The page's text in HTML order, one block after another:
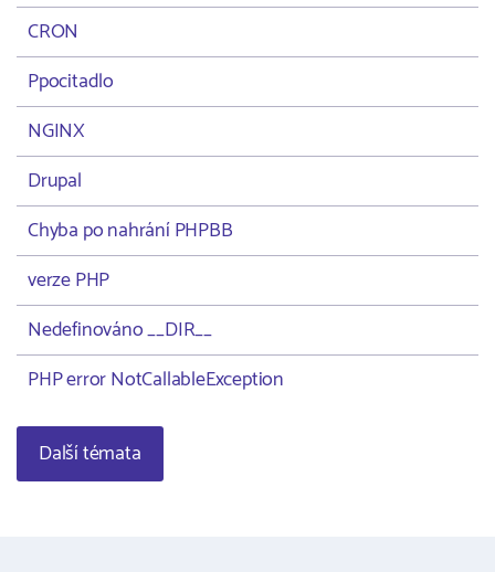
CRON
Ppocitadlo
NGINX
Drupal
Chyba po nahrání PHPBB
verze PHP
Nedefinováno __DIR__
PHP error NotCallableException
Další témata